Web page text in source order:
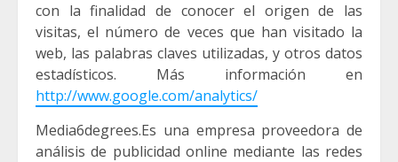
con la finalidad de conocer el origen de las
visitas, el número de veces que han visitado la
web, las palabras claves utilizadas, y otros datos
estadísticos. Más información en
http://www.google.com/analytics/
Media6degrees.Es una empresa proveedora de
análisis de publicidad online mediante las redes